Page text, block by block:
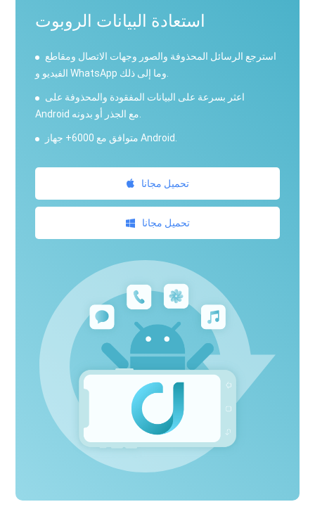
استعادة البيانات الروبوت
استرجع الرسائل المحذوفة والصور وجهات الاتصال ومقاطع
اعثر بسرعة على البيانات المفقودة والمحذوفة على
متوافق مع 6000+ جهاز Android.
تحميل مجانا
تحميل مجانا